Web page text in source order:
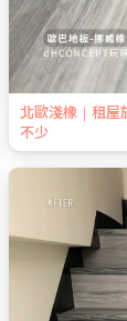
北歐淺橡｜租屋
不少